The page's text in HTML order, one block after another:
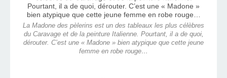
La Madone des pèlerins est un des tableaux les plus célèbres
du Caravage et de la peinture Italienne. Pourtant, il a de quoi,
dérouter. C’est une « Madone » bien atypique que cette jeune
femme en robe rouge…